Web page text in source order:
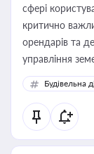
сфері
критично
орендарів та
управління
Будівельна